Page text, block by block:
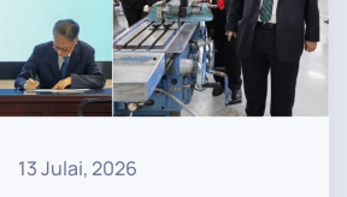
13 Julai, 2026